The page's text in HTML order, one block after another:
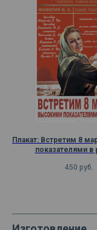
Плакат: Встретим 8
показателями в
450 руб.